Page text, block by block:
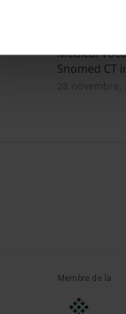
Medical
Snomed CT
28 novembre,
Membre de la